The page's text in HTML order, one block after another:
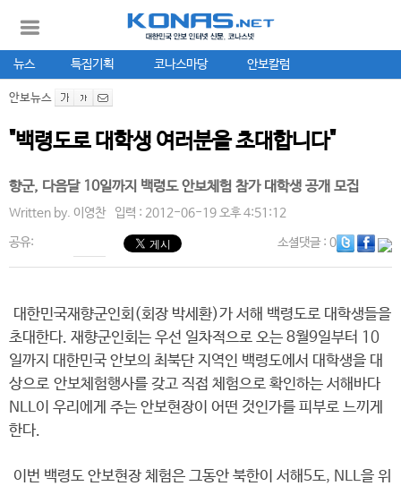
뉴스 특집기획 코나스마당 안보칼럼
안보뉴스
"백령도로 대학생 여러분을 초대합니다"
향군, 다음달 10일까지 백령도 안보체험 참가 대학생 공개 모집
Written by. 이영찬 입력 : 2012-06-19 오후 4:51:12
공유: 소셜댓글: 0
대한민국재향군인회(회장 박세환)가 서해 백령도로 대학생들을
초대한다. 재향군인회는 우선 일차적으로 오는 8월9일부터 10
일까지 대한민국 안보의 최북단 지역인 백령도에서 대학생을 대
상으로 안보체험행사를 갖고 직접 체험으로 확인하는 서해바다
NLL이 우리에게 주는 안보현장이 어떤 것인가를 피부로 느끼게
한다.
이번 백령도 안보현장 체험은 그동안 북한이 서해5도, NLL을 위